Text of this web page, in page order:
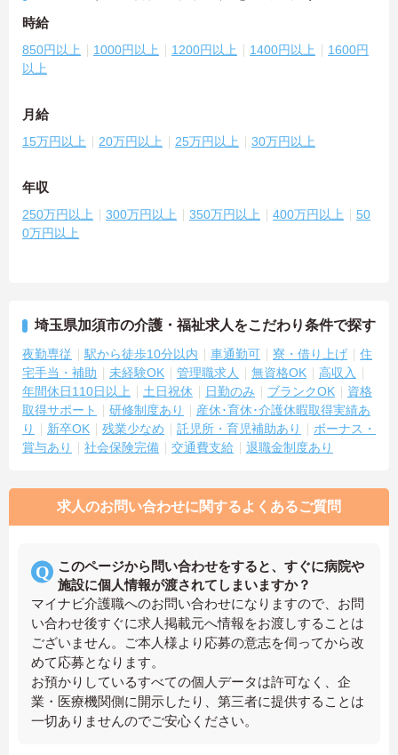
時給
850円以上 1000円以上 1200円以上 1400円以上
1600円
以上
月給
15万円以上 20万円以上 25万円以上 30万円以上
年収
250万円以上 300万円以上 350万円以上 400万円以上
50
0万円以上
埼玉県加須市の介護・福祉求人をこだわり条件で探す
夜勤専従 駅から徒歩10分以内 車通勤可 寮・借り上げ
住
宅手当・補助
未経験OK 管理職求人 無資格OK
高収入
年間休日110日以上
土日祝休 日勤のみ ブランクOK
資格
取得サポート
研修制度あり
産休･育休･介護休暇取得実績あ
り
新卒OK 残業少なめ 託児所・育児補助あり
ボーナス・
賞与あり
社会保険完備 交通費支給 退職金制度あり
求人のお問い合わせに関するよくあるご質問
このページから問い合わせをすると、すぐに病院や
施設に個人情報が渡されてしまいますか？
マイナビ介護職へのお問い合わせになりますので、お問
い合わせ後すぐに求人掲載元へ情報をお渡しすることは
ございません。ご本人様より応募の意志を伺ってから改
めて応募となります。
お預かりしているすべての個人データは許可なく、企
業・医療機関側に開示したり、第三者に提供することは
一切ありませんのでご安心ください。